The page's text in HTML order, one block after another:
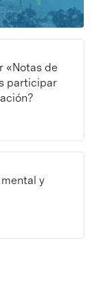
«Notas de
participar
y